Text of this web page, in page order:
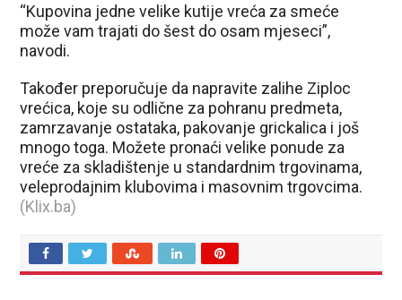
“Kupovina jedne velike kutije vreća za smeće
može vam trajati do šest do osam mjeseci”,
navodi.
Također preporučuje da napravite zalihe Ziploc
vrećica, koje su odlične za pohranu predmeta,
zamrzavanje ostataka, pakovanje grickalica i još
mnogo toga. Možete pronaći velike ponude za
vreće za skladištenje u standardnim trgovinama,
veleprodajnim klubovima i masovnim trgovcima.
(Klix.ba)